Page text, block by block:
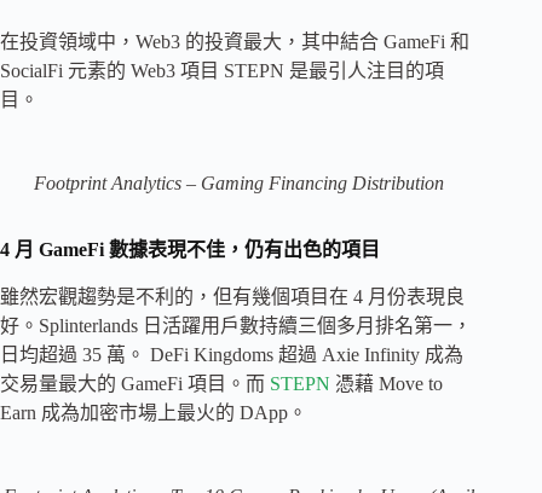
在投資領域中，Web3 的投資最大，其中結合 GameFi 和
SocialFi 元素的 Web3 項目 STEPN 是最引人注目的項
目。
Footprint Analytics – Gaming Financing Distribution
4 月 GameFi 數據表現不佳，仍有出色的項目
雖然宏觀趨勢是不利的，但有幾個項目在 4 月份表現良
好。Splinterlands 日活躍用戶數持續三個多月排名第一，
日均超過 35 萬。 DeFi Kingdoms 超過 Axie Infinity 成為
交易量最大的 GameFi 項目。而 STEPN 憑藉 Move to
Earn 成為加密市場上最火的 DApp。